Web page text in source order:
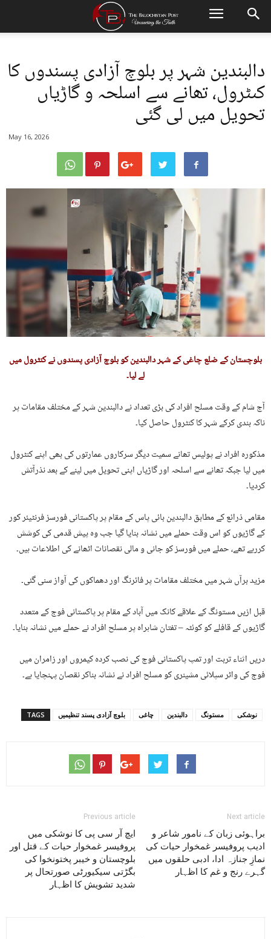
دالبندین شہر پر بلوچ آزادی پسندوں کا
کںٹرول، تھانے سے اسلحہ و گاڑیاں
تحویل میں لی گئی
May 16, 2026
بلوچستان کے ضلع چاغی کے شہر دالبندین کو بلوچ آزادی پسندوں نے کنٹرول میں
لے لیا۔
آج شام کے وقت مسلح افراد کی بڑی تعداد نے دالبندین شہر کے مختلف مقامات پر
ناکہ بندی کرکے شہر کا کنٹرول حاصل کیا۔
مذکورہ افراد نے پولیس تھانے سمیت دیگر سرکاروں عمارتوں کی بھی اپنے کنٹرول
میں لیا جبکہ تھانے سے اسلحہ اور گاڑیاں اپنی تحویل میں لینے کے بعد نذرآتش
کردیا۔
مقامی ذرائع کے مطابق دالبندین بائی پاس کے مقام پر پاکستانی فورسز فرنٹیئر کور
کے گاڑیوں کو اس وقت حملے میں نشانہ بنایا گیا جب وہ پیش قدمی کی کوشش
کررہے تھے، حملے میں فورسز کو جانی و مالی نقصانات اٹھانے کی اطلاعات ہیں۔
مزید برآں شہر میں مختلف مقامات پر فائرنگ اور دھماکوں کی آواز سنی گئی۔
قبل ازیں مستونگ کے علاقے کانک میں آباد کے مقام پر پاکستانی فوج کے متعدد
گاڑیوں کے قافلے کو کوئٹہ – تفتان شاہراہ پر مسلح افراد نے حملے میں نشانہ بنایا۔
دریں اثناء تربت اور تمپ پاکستانی فوج کی نصب کردہ کیمروں اور زامران میں
فوج کی واٹر سپلائی مشینری کو مسلح افراد نے نشانہ بناکر نقصان پہنچایا ہے۔
TAGS بلوچ آزادی پسند تنظیمیں چاغی دالبندین مستونگ نوشکی
Previous article
ایچ آر سی پی کا نوشکی میں
پروفیسر غمخوار حیات کے قتل اور
بلوچستان و خیبر پختونخوا کی
بگڑتی سیکیورٹی صورتحال پر
شدید تشویش کا اظہار
Next article
براہوئی زبان کے نامور شاعر و
ادیب پروفیسر غمخوار حیات کی
نمازِ جنازہ ادا، ادبی حلقوں میں
گہرے رنج و غم کا اظہار